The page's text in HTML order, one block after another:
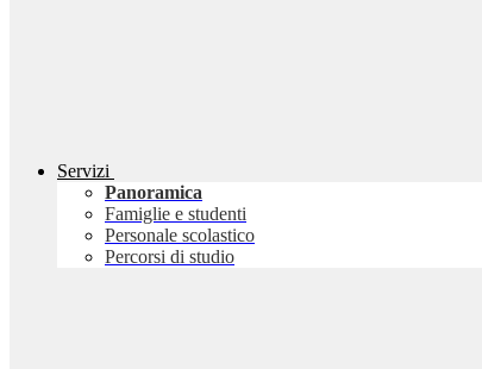
Servizi
Panoramica
Famiglie e studenti
Personale scolastico
Percorsi di studio